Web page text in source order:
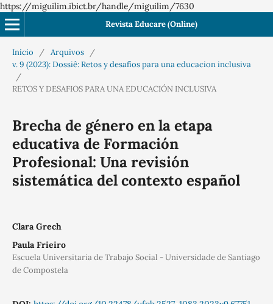
https://miguilim.ibict.br/handle/miguilim/7630
Revista Educare (Online)
Início / Arquivos
/
v. 9 (2023): Dossiê: Retos y desafíos para una educacion inclusiva
/
RETOS Y DESAFIOS PARA UNA EDUCACIÓN INCLUSIVA
Brecha de género en la etapa
educativa de Formación
Profesional: Una revisión
sistemática del contexto español
Clara Grech
Paula Frieiro
Escuela Universitaria de Trabajo Social - Universidade de Santiago
de Compostela